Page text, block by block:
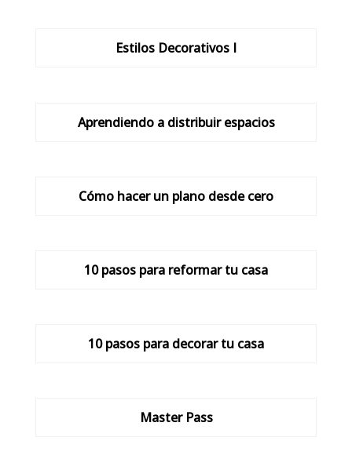
Estilos Decorativos I
Aprendiendo a distribuir espacios
Cómo hacer un plano desde cero
10 pasos para reformar tu casa
10 pasos para decorar tu casa
Master Pass